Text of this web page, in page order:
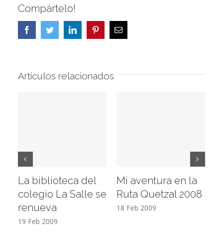
Compártelo!
FacebookTwitterLinkedInPinterestCorreo
electrónico
Artículos relacionados
La biblioteca del
colegio La Salle se
renueva
19 Feb 2009
Mi aventura en la
Ruta Quetzal 2008
18 Feb 2009